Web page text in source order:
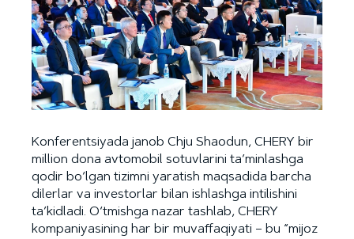
Konferentsiyada janob Chju Shaodun, CHERY bir
million dona avtomobil sotuvlarini ta’minlashga
qodir bo‘lgan tizimni yaratish maqsadida barcha
dilerlar va investorlar bilan ishlashga intilishini
ta’kidladi. O‘tmishga nazar tashlab, CHERY
kompaniyasining har bir muvaffaqiyati – bu “mijoz